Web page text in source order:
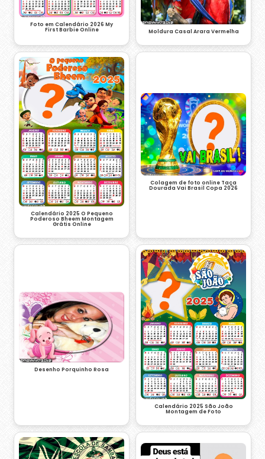
Foto em Calendário 2026 My
First Barbie Online Moldura Casal Arara Vermelha
Calendário 2025 O Pequeno
Poderoso Bheem Montagem
Grátis Online
Colagem de foto online Taça
Dourada Vai Brasil Copa 2026
Desenho Porquinho Rosa
Calendário 2025 São João
Montagem de Foto